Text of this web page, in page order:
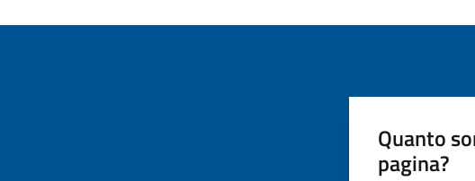
Quanto
pagina?